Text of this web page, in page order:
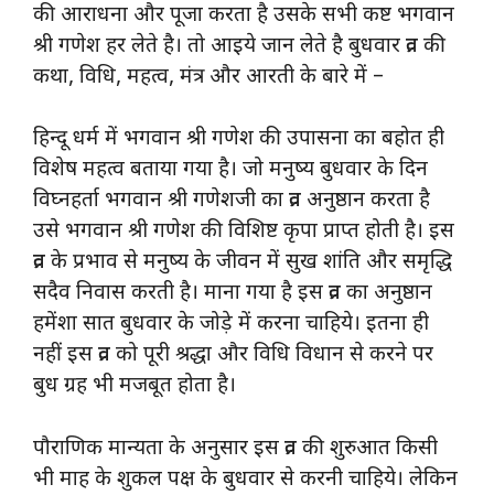
की आराधना और पूजा करता है उसके सभी कष्ट भगवान
श्री गणेश हर लेते है। तो आइये जान लेते है बुधवार व्रत की
कथा, विधि, महत्व, मंत्र और आरती के बारे में –
हिन्दू धर्म में भगवान श्री गणेश की उपासना का बहोत ही
विशेष महत्व बताया गया है। जो मनुष्य बुधवार के दिन
विघ्नहर्ता भगवान श्री गणेशजी का व्रत अनुष्ठान करता है
उसे भगवान श्री गणेश की विशिष्ट कृपा प्राप्त होती है। इस
व्रत के प्रभाव से मनुष्य के जीवन में सुख शांति और समृद्धि
सदैव निवास करती है। माना गया है इस व्रत का अनुष्ठान
हमेंशा सात बुधवार के जोड़े में करना चाहिये। इतना ही
नहीं इस व्रत को पूरी श्रद्धा और विधि विधान से करने पर
बुध ग्रह भी मजबूत होता है।
पौराणिक मान्यता के अनुसार इस व्रत की शुरुआत किसी
भी माह के शुकल पक्ष के बुधवार से करनी चाहिये। लेकिन